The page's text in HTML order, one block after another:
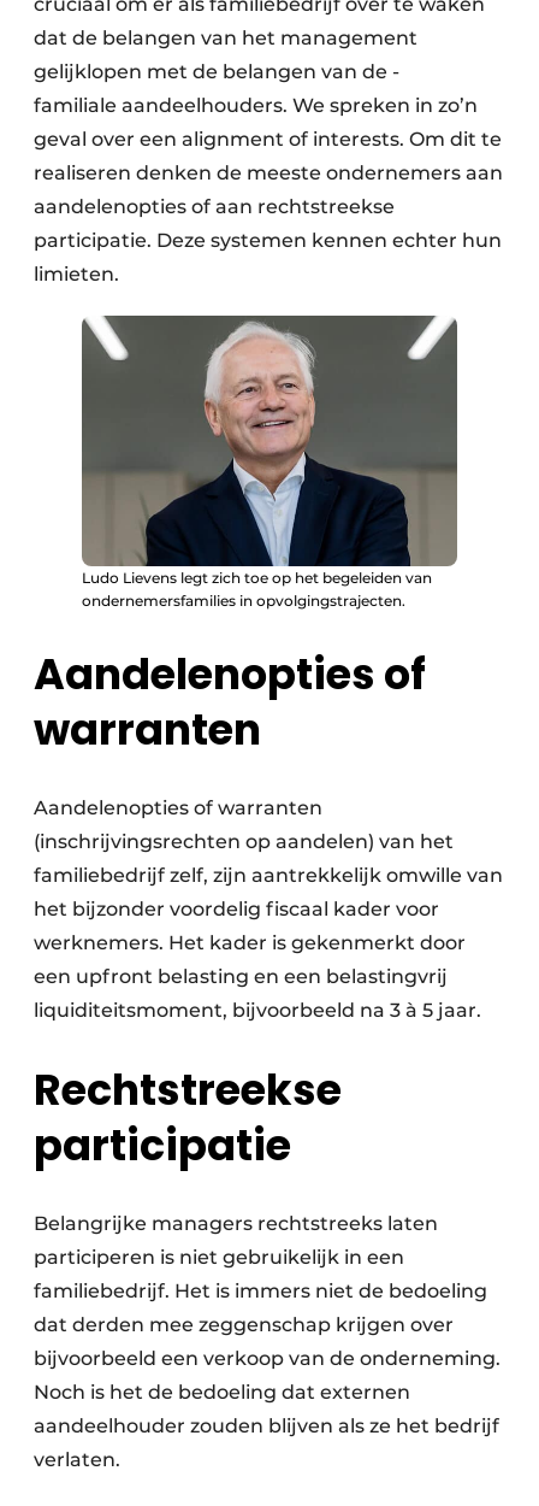
dat de belangen van het management
gelijklopen met de belangen van de ­
familiale aandeelhouders. We spreken in zo’n
geval over een alignment of interests. Om dit te
realiseren denken de meeste ondernemers aan
aandelenopties of aan rechtstreekse
participatie. Deze systemen kennen echter hun
limieten.
Ludo Lievens legt zich toe op het begeleiden van
ondernemersfamilies in opvolgingstrajecten.
Aandelenopties of
warranten
Aandelenopties of warranten
(inschrijvingsrechten op aandelen) van het
familiebedrijf zelf, zijn aantrekkelijk omwille van
het bijzonder voordelig fiscaal kader voor
werknemers. Het kader is gekenmerkt door
een upfront belasting en een belastingvrij
liquiditeits­moment, bijvoorbeeld na 3 à 5 jaar.
Rechtstreekse
participatie
Belangrijke managers rechtstreeks laten
participeren is niet gebruikelijk in een
familiebedrijf. Het is immers niet de bedoeling
dat derden mee zeggenschap krijgen over
bijvoorbeeld een verkoop van de onderneming.
Noch is het de bedoeling dat externen
aandeelhouder zouden blijven als ze het bedrijf
verlaten.